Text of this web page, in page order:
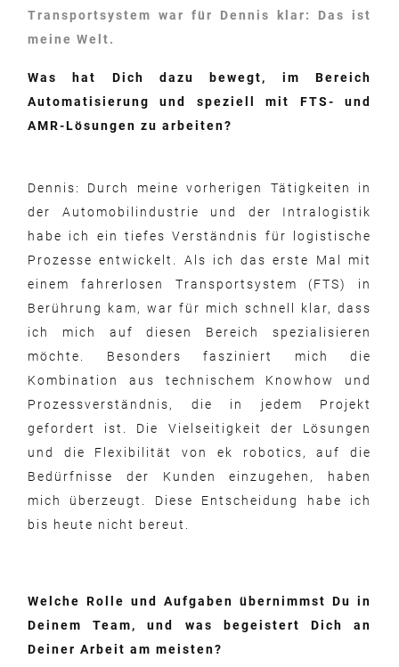
Transportsystem war für Dennis klar: Das ist
meine Welt.
Was hat Dich dazu bewegt, im Bereich
Automatisierung und speziell mit FTS- und
AMR-Lösungen zu arbeiten?
Dennis: Durch meine vorherigen Tätigkeiten in
der Automobilindustrie und der Intralogistik
habe ich ein tiefes Verständnis für logistische
Prozesse entwickelt. Als ich das erste Mal mit
einem fahrerlosen Transportsystem (FTS) in
Berührung kam, war für mich schnell klar, dass
ich mich auf diesen Bereich spezialisieren
möchte. Besonders fasziniert mich die
Kombination aus technischem Knowhow und
Prozessverständnis, die in jedem Projekt
gefordert ist. Die Vielseitigkeit der Lösungen
und die Flexibilität von ek robotics, auf die
Bedürfnisse der Kunden einzugehen, haben
mich überzeugt. Diese Entscheidung habe ich
bis heute nicht bereut.
Welche Rolle und Aufgaben übernimmst Du in
Deinem Team, und was begeistert Dich an
Deiner Arbeit am meisten?